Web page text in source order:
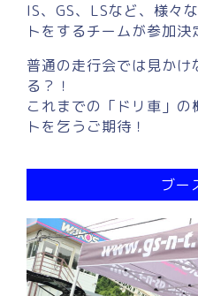
IS、GS、LSなど、様々
トをするチームが参加決
普通の走行会では見か
る？！
これまでの「ドリ車」
トを乞うご期待！
ブー